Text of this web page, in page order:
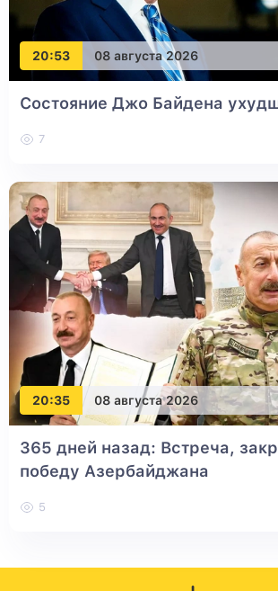
20:53 08 августа 2026
Состояние Джо Байдена
7
20:35 08 августа 2026
365 дней назад: Встреча,
победу Азербайджана
5